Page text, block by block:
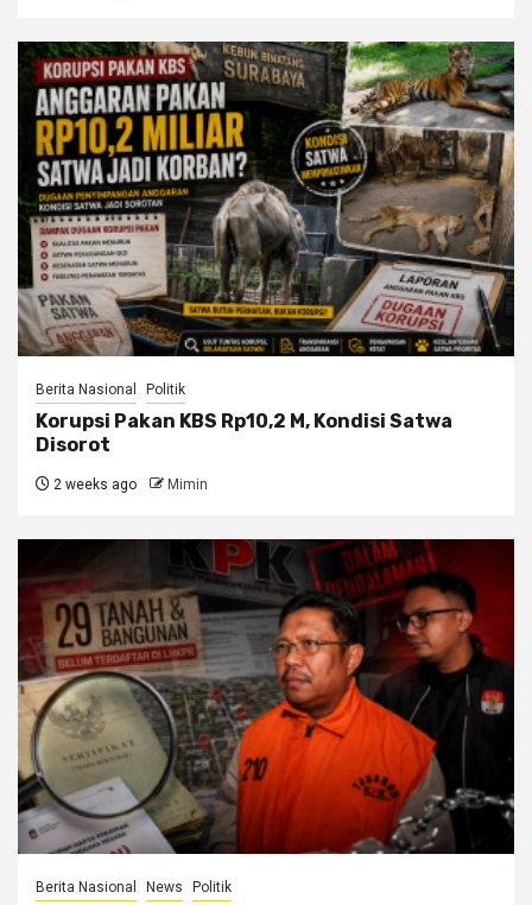
Berita Nasional Politik
Korupsi Pakan KBS Rp10,2 M, Kondisi Satwa
Disorot
2 weeks ago Mimin
Berita Nasional News Politik